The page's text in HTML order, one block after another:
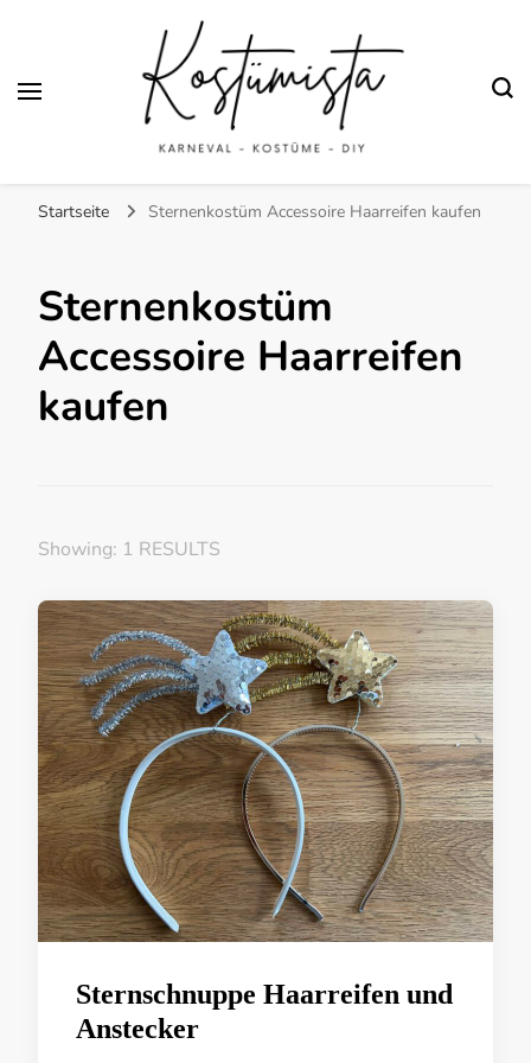
Karneval, Fasching und
Halloween
Startseite Sternenkostüm Accessoire Haarreifen kaufen
Sternenkostüm
Accessoire Haarreifen
kaufen
Showing: 1 RESULTS
Sternschnuppe Haarreifen und
Anstecker